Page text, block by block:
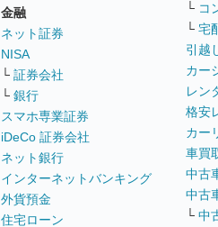
金融
ネット証券
NISA
└ 証券会社
└ 銀行
スマホ専業証券
iDeCo 証券会社
ネット銀行
インターネットバンキング
外貨預金
住宅ローン
└ コ
└ 宅
引越
カー
レン
格安
カー
車買
中古
中古
└ 中